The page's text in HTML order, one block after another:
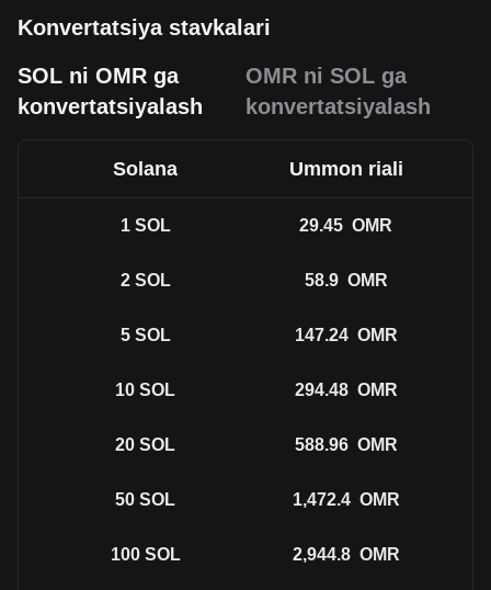
Konvertatsiya stavkalari
SOL ni OMR ga
konvertatsiyalash
OMR ni SOL ga
konvertatsiyalash
Solana Ummon riali
1 SOL 29.45 OMR
2 SOL 58.9 OMR
5 SOL 147.24 OMR
10 SOL 294.48 OMR
20 SOL 588.96 OMR
50 SOL 1,472.4 OMR
100 SOL 2,944.8 OMR